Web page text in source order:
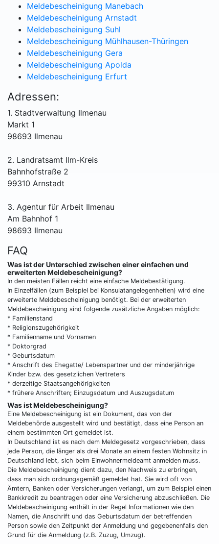
Meldebescheinigung Manebach
Meldebescheinigung Arnstadt
Meldebescheinigung Suhl
Meldebescheinigung Mühlhausen-Thüringen
Meldebescheinigung Gera
Meldebescheinigung Apolda
Meldebescheinigung Erfurt
Adressen:
1. Stadtverwaltung Ilmenau
Markt 1
98693 Ilmenau
2. Landratsamt Ilm-Kreis
Bahnhofstraße 2
99310 Arnstadt
3. Agentur für Arbeit Ilmenau
Am Bahnhof 1
98693 Ilmenau
FAQ
Was ist der Unterschied zwischen einer einfachen und
erweiterten Meldebescheinigung?
In den meisten Fällen reicht eine einfache Meldebestätigung.
In Einzelfällen (zum Beispiel bei Konsulatangelegenheiten) wird eine
erweiterte Meldebescheinigung benötigt. Bei der erweiterten
Meldebescheinigung sind folgende zusätzliche Angaben möglich:
* Familienstand
* Religionszugehörigkeit
* Familienname und Vornamen
* Doktorgrad
* Geburtsdatum
* Anschrift des Ehegatte/ Lebenspartner und der minderjährige
Kinder bzw. des gesetzlichen Vertreters
* derzeitige Staatsangehörigkeiten
* frühere Anschriften; Einzugsdatum und Auszugsdatum
Was ist Meldebescheinigung?
Eine Meldebescheinigung ist ein Dokument, das von der
Meldebehörde ausgestellt wird und bestätigt, dass eine Person an
einem bestimmten Ort gemeldet ist.
In Deutschland ist es nach dem Meldegesetz vorgeschrieben, dass
jede Person, die länger als drei Monate an einem festen Wohnsitz in
Deutschland lebt, sich beim Einwohnermeldeamt anmelden muss.
Die Meldebescheinigung dient dazu, den Nachweis zu erbringen,
dass man sich ordnungsgemäß gemeldet hat. Sie wird oft von
Ämtern, Banken oder Versicherungen verlangt, um zum Beispiel einen
Bankkredit zu beantragen oder eine Versicherung abzuschließen. Die
Meldebescheinigung enthält in der Regel Informationen wie den
Namen, die Anschrift und das Geburtsdatum der betreffenden
Person sowie den Zeitpunkt der Anmeldung und gegebenenfalls den
Grund für die Anmeldung (z.B. Zuzug, Umzug).